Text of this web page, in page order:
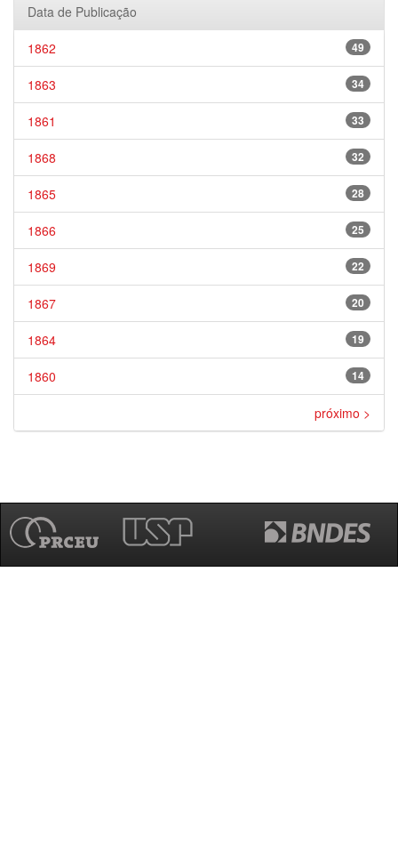
Data de Publicação
49
1862
34
1863
33
1861
32
1868
28
1865
25
1866
22
1869
20
1867
19
1864
14
1860
próximo >